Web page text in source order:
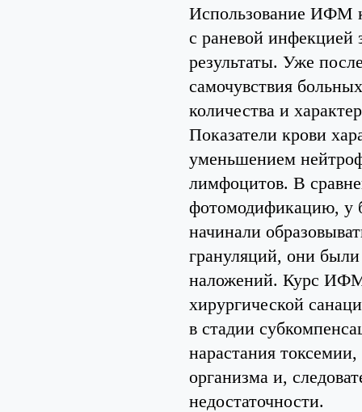
Использование ИФМ
с раневой инфекцией
результаты. Уже
самочувствия
количества и
Показатели крови
уменьшением
лимфоцитов. В
фотомодификацию, у
начинали
грануляций, они
наложений. Курс ИФМ
хирургической
в стадии
нарастания
организма и,
недостаточности.